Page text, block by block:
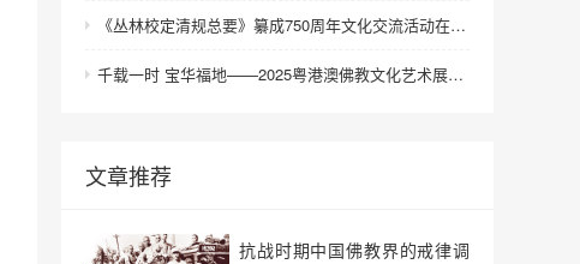
《丛林校定清规总要》纂成750周年文化交流活动在浙江金华举行
千载一时 宝华福地——2025粤港澳佛教文化艺术展在港澳成功举办
文章推荐
抗战时期中国佛教界的戒律调